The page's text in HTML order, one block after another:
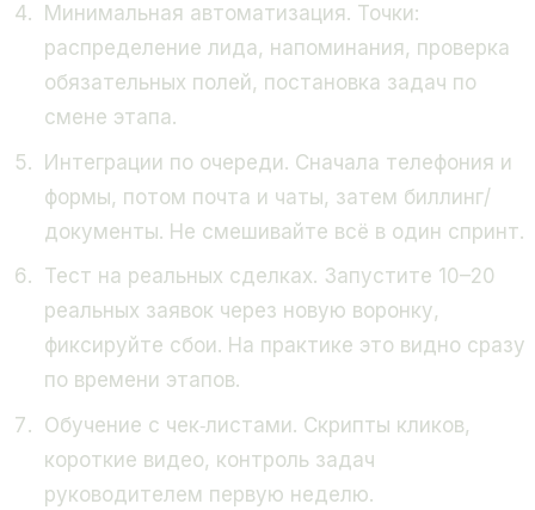
Минимальная автоматизация. Точки:
распределение лида, напоминания, проверка
обязательных полей, постановка задач по
смене этапа.
Интеграции по очереди. Сначала телефония и
формы, потом почта и чаты, затем биллинг/
документы. Не смешивайте всё в один спринт.
Тест на реальных сделках. Запустите 10–20
реальных заявок через новую воронку,
фиксируйте сбои. На практике это видно сразу
по времени этапов.
Обучение с чек‑листами. Скрипты кликов,
короткие видео, контроль задач
руководителем первую неделю.